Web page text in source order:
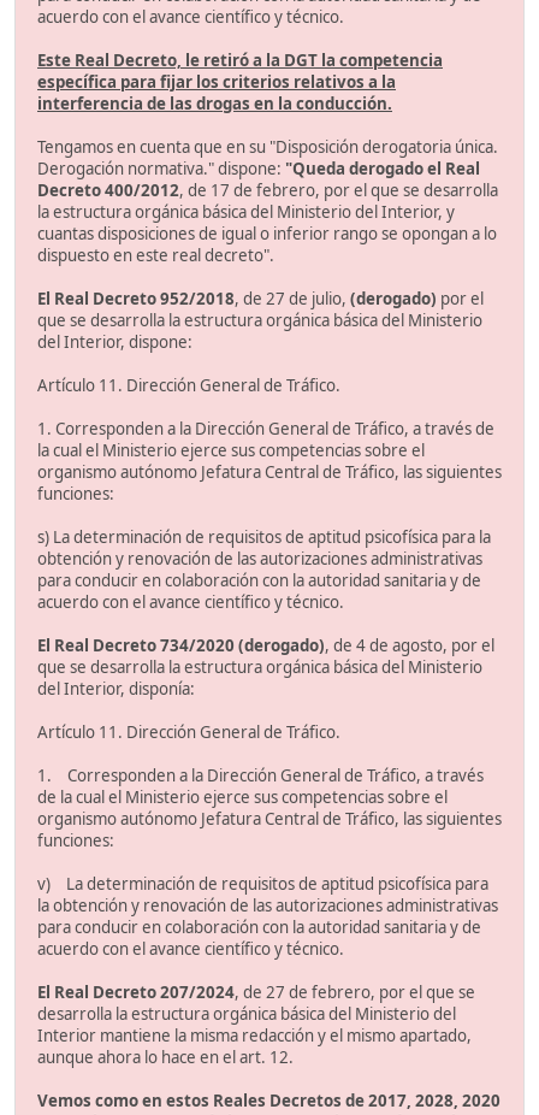
acuerdo con el avance científico y técnico.
Este Real Decreto, le retiró a la DGT la competencia
específica para fijar los criterios relativos a la
interferencia de las drogas en la conducción.
Tengamos en cuenta que en su "Disposición derogatoria única.
Derogación normativa." dispone: "Queda derogado el Real
Decreto 400/2012, de 17 de febrero, por el que se desarrolla
la estructura orgánica básica del Ministerio del Interior, y
cuantas disposiciones de igual o inferior rango se opongan a lo
dispuesto en este real decreto".
El Real Decreto 952/2018, de 27 de julio, (derogado) por el
que se desarrolla la estructura orgánica básica del Ministerio
del Interior, dispone:
Artículo 11. Dirección General de Tráfico.
1. Corresponden a la Dirección General de Tráfico, a través de
la cual el Ministerio ejerce sus competencias sobre el
organismo autónomo Jefatura Central de Tráfico, las siguientes
funciones:
s) La determinación de requisitos de aptitud psicofísica para la
obtención y renovación de las autorizaciones administrativas
para conducir en colaboración con la autoridad sanitaria y de
acuerdo con el avance científico y técnico.
El Real Decreto 734/2020 (derogado), de 4 de agosto, por el
que se desarrolla la estructura orgánica básica del Ministerio
del Interior, disponía:
Artículo 11. Dirección General de Tráfico.
1. Corresponden a la Dirección General de Tráfico, a través
de la cual el Ministerio ejerce sus competencias sobre el
organismo autónomo Jefatura Central de Tráfico, las siguientes
funciones:
v) La determinación de requisitos de aptitud psicofísica para
la obtención y renovación de las autorizaciones administrativas
para conducir en colaboración con la autoridad sanitaria y de
acuerdo con el avance científico y técnico.
El Real Decreto 207/2024, de 27 de febrero, por el que se
desarrolla la estructura orgánica básica del Ministerio del
Interior mantiene la misma redacción y el mismo apartado,
aunque ahora lo hace en el art. 12.
Vemos como en estos Reales Decretos de 2017, 2028, 2020